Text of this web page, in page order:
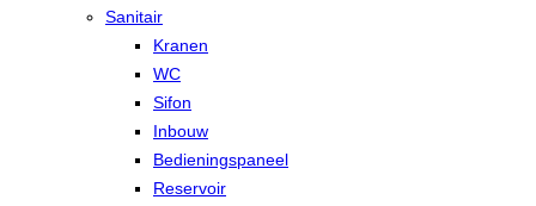
Sanitair
Kranen
WC
Sifon
Inbouw
Bedieningspaneel
Reservoir